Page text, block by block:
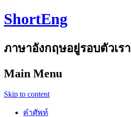
ShortEng
ภาษาอังกฤษอยู่รอบตัวเรา
Main Menu
Skip to content
คำศัพท์